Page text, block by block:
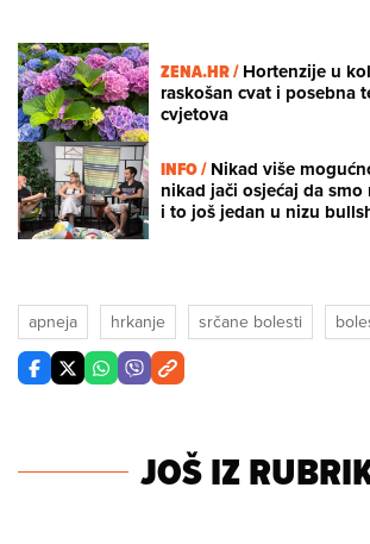
ZENA.HR /Hortenzije u
raskošan cvat i posebna
cvjetova
INFO /Nikad više
nikad jači osjećaj da
i to još jedan u nizu
apneja hrkanje srčane bolesti
JOŠ IZ